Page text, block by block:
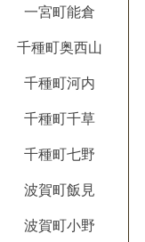
一宮町能倉
千種町奥西山
千種町河内
千種町千草
千種町七野
波賀町飯見
波賀町小野